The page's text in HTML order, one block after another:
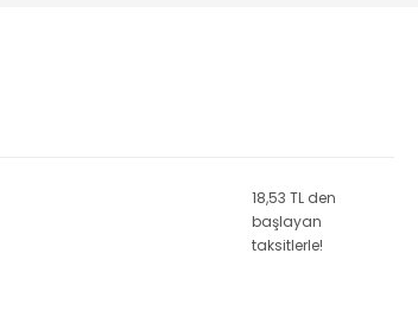
18,53 TL den
başlayan
taksitlerle!